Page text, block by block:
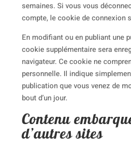
semaines. Si vous vous
compte, le cookie de connexion
En modifiant ou en publiant une
cookie supplémentaire sera
navigateur. Ce cookie ne
personnelle. Il indique
publication que vous venez de
bout d’un jour.
Contenu
d’autres sites